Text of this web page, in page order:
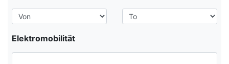
Elektromobilität